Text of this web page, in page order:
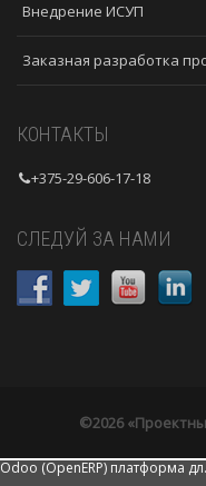
Odoo
Внедрение ИСУП
Заказная разработка
КОНТАКТЫ
+375-29-606-17-18
СЛЕДУЙ ЗА НАМИ
©2026